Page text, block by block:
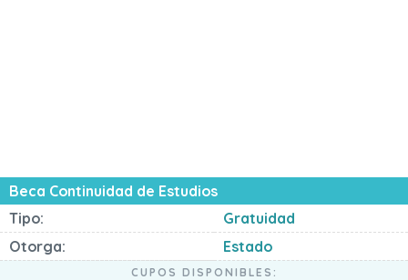
Beca Continuidad de Estudios
Tipo:
Gratuidad
Otorga:
Estado
CUPOS DISPONIBLES: